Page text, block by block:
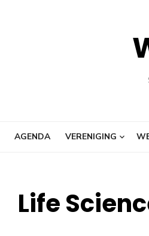
AGENDA VERENIGING
Life